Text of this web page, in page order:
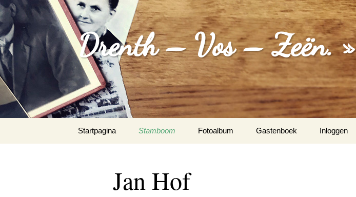
Drenth – Vos – Zeën. »
naar
Startpagina Stamboom Fotoalbum Gastenboek
Inloggen
Jan Hof